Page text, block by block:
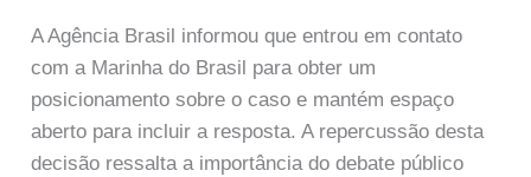
A Agência Brasil informou que entrou em contato
com a Marinha do Brasil para obter um
posicionamento sobre o caso e mantém espaço
aberto para incluir a resposta. A repercussão desta
decisão ressalta a importância do debate público